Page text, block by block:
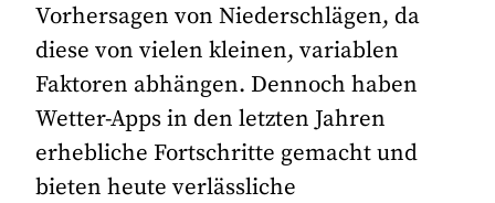
Vorhersagen von Niederschlägen, da
diese von vielen kleinen, variablen
Faktoren abhängen. Dennoch haben
Wetter-Apps in den letzten Jahren
erhebliche Fortschritte gemacht und
bieten heute verlässliche